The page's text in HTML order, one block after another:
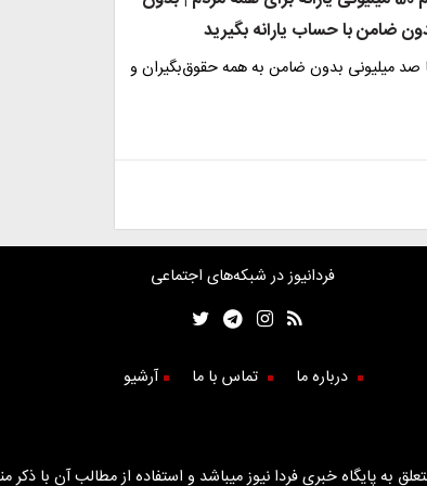
ضامن با حساب یارانه بگیرید
دریافت وام 50 تا صد میلیونی بدون ضامن به همه حقوق‌بگیران و
فردانیوز در شبکه‌های اجتماعی
درباره ما تماس با ما آرشیو
به پایگاه خبری فردا نیوز میباشد و استفاده از مطالب آن با ذکر